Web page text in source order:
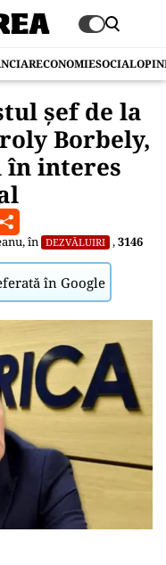
ECONOMIESOCIAL
șef de la
Borbely,
în interes
, în DEZVĂLUIRI ,3146
în Google